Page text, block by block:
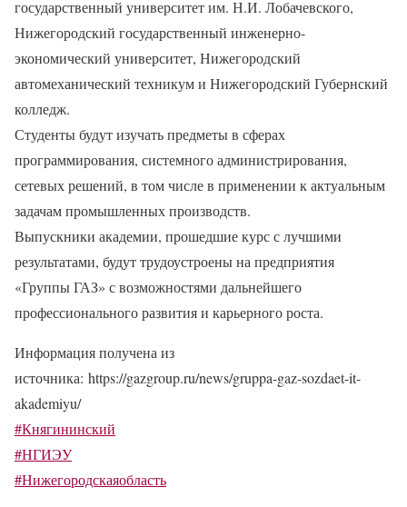
государственный университет им. Н.И. Лобачевского,
Нижегородский государственный инженерно-
экономический университет, Нижегородский
автомеханический техникум и Нижегородский Губернский
колледж.
Студенты будут изучать предметы в сферах
программирования, системного администрирования,
сетевых решений, в том числе в применении к актуальным
задачам промышленных производств.
Выпускники академии, прошедшие курс с лучшими
результатами, будут трудоустроены на предприятия
«Группы ГАЗ» с возможностями дальнейшего
профессионального развития и карьерного роста.
Информация получена из
источника: https://gazgroup.ru/news/gruppa-gaz-sozdaet-it-
akademiyu/
#Княгининский
#НГИЭУ
#Нижегородскаяобласть